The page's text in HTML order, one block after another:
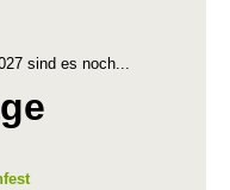
sind es noch...